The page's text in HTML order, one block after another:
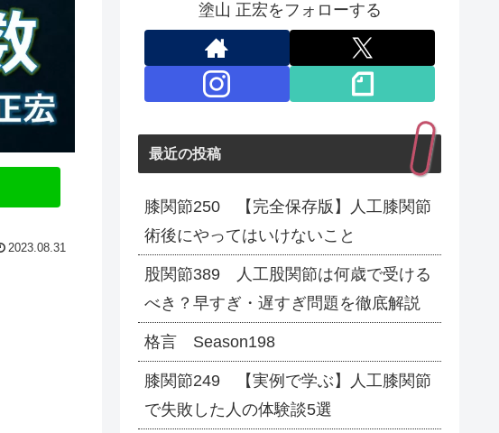
2023.08.31
塗山 正宏をフォローする
最近の投稿
膝関節250 【完全保存版】人工膝関節
術後にやってはいけないこと
股関節389 人工股関節は何歳で受ける
べき？早すぎ・遅すぎ問題を徹底解説
格言 Season198
膝関節249 【実例で学ぶ】人工膝関節
で失敗した人の体験談5選